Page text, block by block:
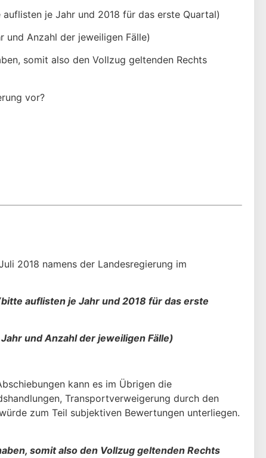
je Jahr und 2018 für das erste Quartal)
Anzahl der jeweiligen Fälle)
somit also den Vollzug geltenden Rechts
vor?
2018 namens der Landesregierung im
auflisten je Jahr und 2018 für das erste
und Anzahl der jeweiligen Fälle)
kann es im Übrigen die
Transportverweigerung durch den
zum Teil subjektiven Bewer­tungen unterliegen.
somit also den Vollzug geltenden Rechts